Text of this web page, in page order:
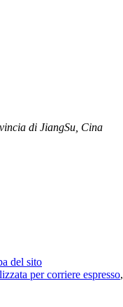
di JiangSu, Cina
del sito
per corriere espresso,